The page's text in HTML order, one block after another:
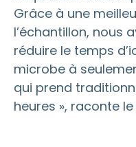
Grâce à une
l’échantillon, nous
réduire le temps
microbe à
qui prend
heures », raconte